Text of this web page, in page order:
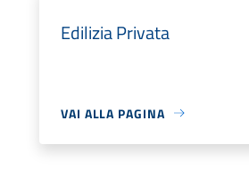
Edilizia Privata
VAI ALLA PAGINA